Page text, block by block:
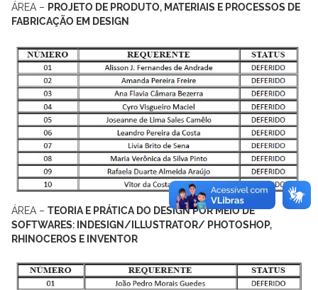
ÁREA – PROJETO DE PRODUTO, MATERIAIS E PROCESSOS DE
FABRICAÇÃO EM DESIGN
ÁREA – TEORIA E PRÁTICA DO DESIGN POR MEIO DE
SOFTWARES: INDESIGN/ILLUSTRATOR/ PHOTOSHOP,
RHINOCEROS E INVENTOR